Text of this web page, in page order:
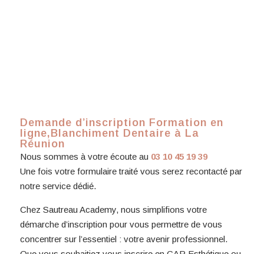
Demande d’inscription Formation en
ligne,Blanchiment Dentaire à La
Réunion
Nous sommes à votre écoute au 03 10 45 19 39
Une fois votre formulaire traité vous serez recontacté par
notre service dédié.
Chez Sautreau Academy, nous simplifions votre
démarche d’inscription pour vous permettre de vous
concentrer sur l’essentiel : votre avenir professionnel.